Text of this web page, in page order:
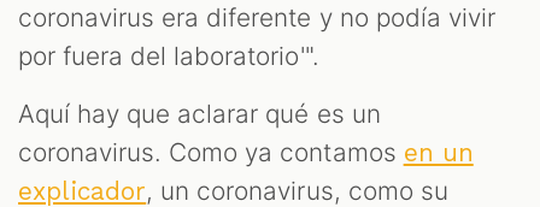
coronavirus era diferente y no podía vivir
por fuera del laboratorio'".
Aquí hay que aclarar qué es un
coronavirus. Como ya contamos en un
explicador, un coronavirus, como su